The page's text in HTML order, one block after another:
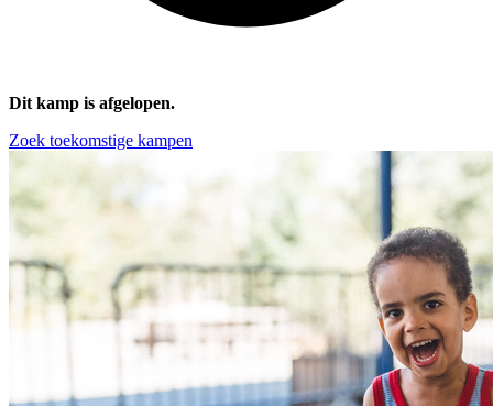
Dit kamp is afgelopen.
Zoek toekomstige kampen